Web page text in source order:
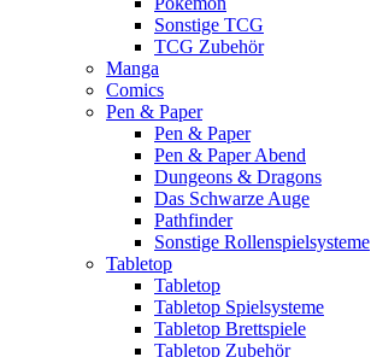
Sonstige TCG
TCG Zubehör
Manga
Comics
Pen & Paper
Pen & Paper
Pen & Paper Abend
Dungeons & Dragons
Das Schwarze Auge
Pathfinder
Sonstige Rollenspielsysteme
Tabletop
Tabletop
Tabletop Spielsysteme
Tabletop Brettspiele
Tabletop Zubehör